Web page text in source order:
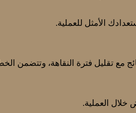
الأمثل للعملية.
تقليل فترة النقاهة، وتتضمن
خلال العملية.